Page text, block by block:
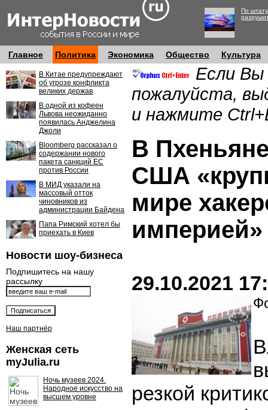
По
Главное Политика Экономика Общество Культура
В Китае предупреждают
об угрозе конфликта
великих держав
В одной из кофеен
Львова неожиданно
появилась Анджелина
Джоли
Bloomberg рассказал о
содержании нового
пакета санкций ЕС
против России
В МИД указали на
массовый отток
чиновников из
администрации Байдена
Папа Римский хотел бы
приехать в Киев
Новости шоу-бизнеса
Подпишитесь на нашу
рассылку
Наш партнёр
Женская сеть
myJulia.ru
Ночь музеев 2024.
Народное искусство на
высшем уровне
Если Вы
пожалуйста,
и нажмите
В
США
мире
империей»
29.10.2021
резкой